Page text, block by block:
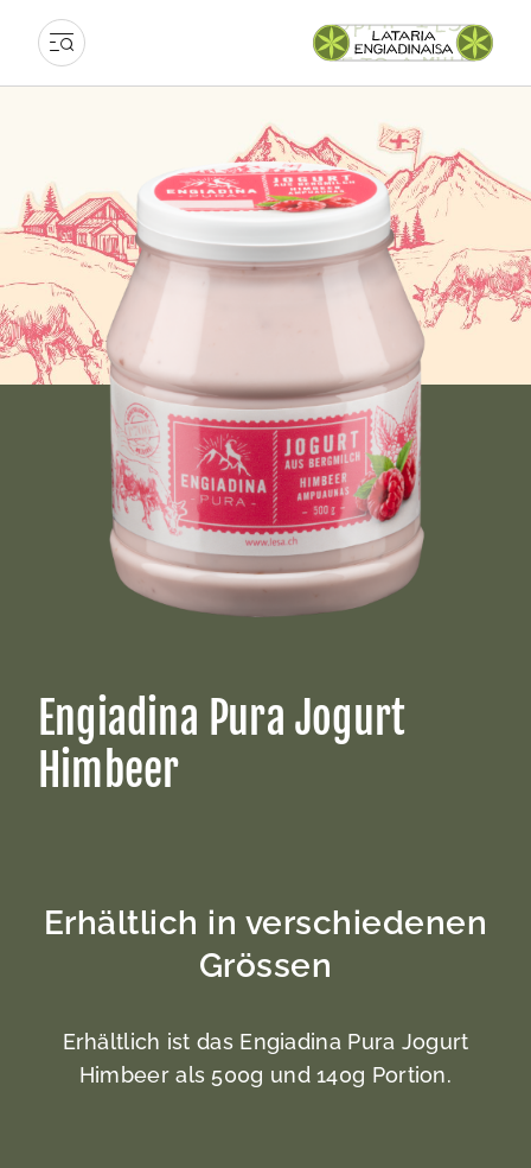
Engiadina Pura Jogurt
Himbeer
Erhältlich in verschiedenen
Grössen
Erhältlich ist das Engiadina Pura Jogurt
Himbeer als 500g und 140g Portion.